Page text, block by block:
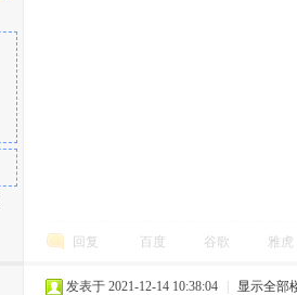
回复 百度 谷歌 雅虎
发表于 2021-12-14 10:38:04 显示全部